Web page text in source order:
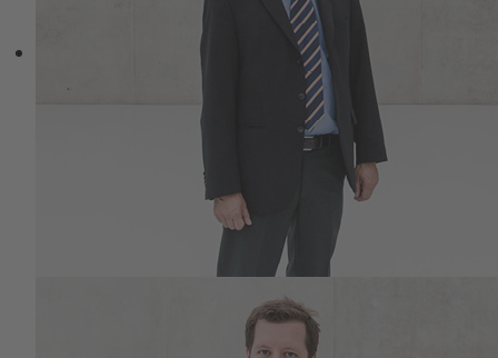
Zuständen zwischen Erregung und
Sollten Sie einige Fragen bejahen, sind Sie
zu beglückwünschen:
Sie erfüllen die Attribute einer
wirtschaftlich und gesellschaftlich
erfolgreichen Person, soweit wir dem
Mainstream unserer westlichen Welt
entsprechen mögen oder: Haben wir
überhaupt die Wahl (des vermeintlich)